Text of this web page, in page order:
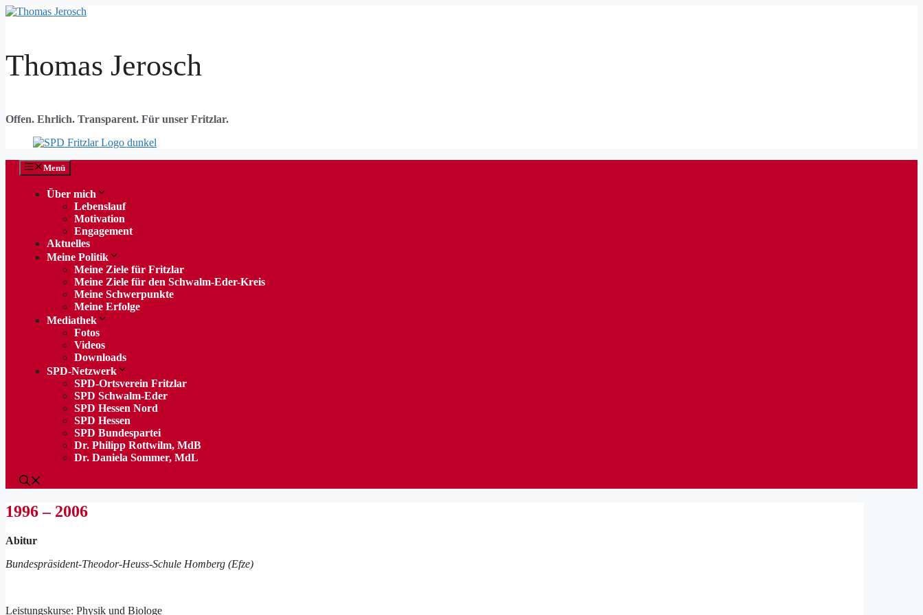
Zum
Thomas Jerosch
Offen. Ehrlich. Transparent. Für unser Fritzlar.
Menü
Über mich
Lebenslauf
Motivation
Engagement
Aktuelles
Meine Politik
Meine Ziele für Fritzlar
Meine Ziele für den Schwalm-Eder-Kreis
Meine Schwerpunkte
Meine Erfolge
Mediathek
Fotos
Videos
Downloads
SPD-Netzwerk
SPD-Ortsverein Fritzlar
SPD Schwalm-Eder
SPD Hessen Nord
SPD Hessen
SPD Bundespartei
Dr. Philipp Rottwilm, MdB
Dr. Daniela Sommer, MdL
1996 – 2006
Abitur
Bundespräsident-Theodor-Heuss-Schule Homberg (Efze)
Leistungskurse: Physik und Biologe